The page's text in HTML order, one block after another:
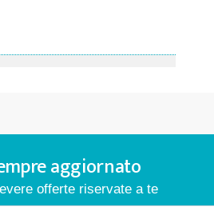
aggiornato
offerte riservate a te